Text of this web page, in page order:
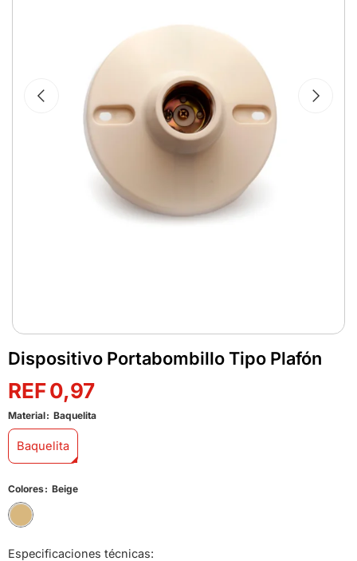
Dispositivo Portabombillo Tipo Plafón
0,97
Material Baquelita
Baquelita
Colores Beige
Especificaciones técnicas: